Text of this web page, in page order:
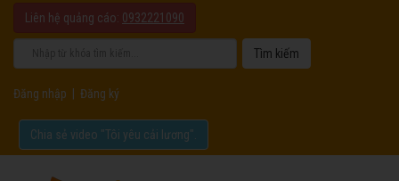
Liên hệ quảng cáo: 0932221090
Đăng nhập Đăng ký
Chia sẻ video "Tôi yêu cải lương".